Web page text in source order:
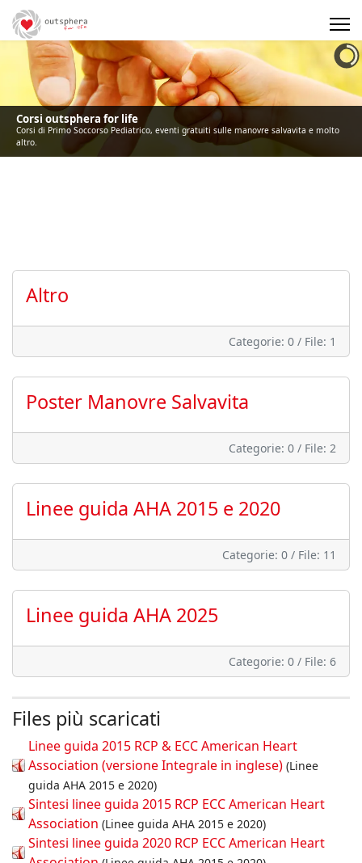
Corsi outsphera for life
Corsi di Primo Soccorso Pediatrico, eventi gratuiti sulle manovre salvavita e molto
altro.
Altro
Categorie: 0 / File: 1
Poster Manovre Salvavita
Categorie: 0 / File: 2
Linee guida AHA 2015 e 2020
Categorie: 0 / File: 11
Linee guida AHA 2025
Categorie: 0 / File: 6
Files più scaricati
Linee guida 2015 RCP & ECC American Heart
Association (versione Integrale in inglese) (Linee
guida AHA 2015 e 2020)
Sintesi linee guida 2015 RCP ECC American Heart
Association (Linee guida AHA 2015 e 2020)
Sintesi linee guida 2020 RCP ECC American Heart